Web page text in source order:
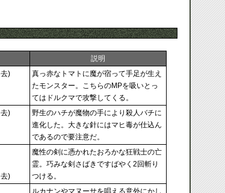
説明
)
真っ赤なトマトに魔が宿って手足が生え
たモンスター。こちらのMPを吸いとっ
てはドルクマで攻撃してくる。
)
野生のハチが魔物の手により殺人バチに
進化した。大きな針にはマヒ毒が仕込ん
であるので要注意だ。
)
魔性の剣に憑かれたおろかな狂戦士の亡
霊。巧みな剣さばきですばやく2回斬り
つける。
ルカナンやマヌーサを唱える意外にかし